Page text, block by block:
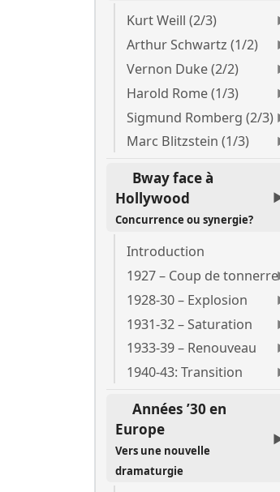
Kurt Weill (2/3)
Arthur Schwartz (1/2)
Vernon Duke (2/2)
Harold Rome (1/3)
Sigmund Romberg (2/3)
Marc Blitzstein (1/3)
Bway face à
Hollywood
Concurrence ou synergie?
Introduction
1927 – Coup de tonnerre
1928-30 – Explosion
1931-32 – Saturation
1933-39 – Renouveau
1940-43: Transition
Années ’30 en
Europe
Vers une nouvelle
dramaturgie